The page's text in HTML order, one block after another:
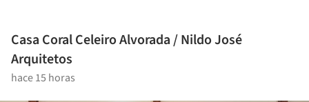
Casa Coral Celeiro Alvorada / Nildo José
Arquitetos
hace 15 horas